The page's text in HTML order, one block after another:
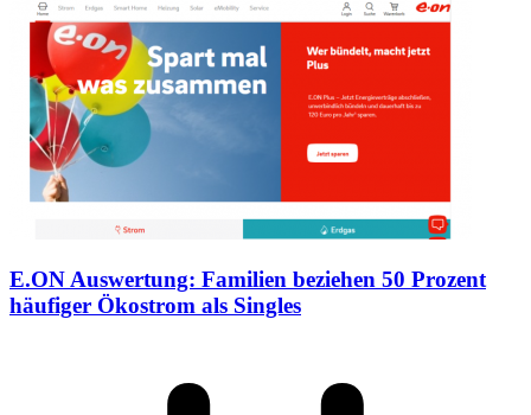
E.ON Auswertung: Familien beziehen 50 Prozent
häufiger Ökostrom als Singles